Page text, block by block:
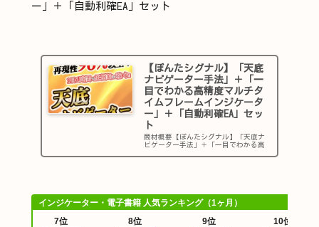
ー」＋「自動利確EA」セット
【ぽんたシグナル】「天底
ナビゲーター手法」＋「一
目でわかる高精度マルチタ
イムフレームインジケータ
ー」＋「自動利確EA」セッ
ト
商材概要【ぽんたシグナル】「天底ナ
ビゲーター手法」＋「一目でわかる高